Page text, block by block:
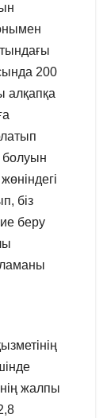
200
алқапқа
болуын
біз
беру
жалпы